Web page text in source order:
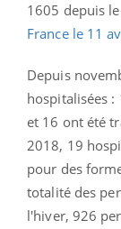
1605 depuis
France le 11
Depuis
hospitalisées
et 16 ont été
2018, 19
pour des
totalité des
l'hiver, 926